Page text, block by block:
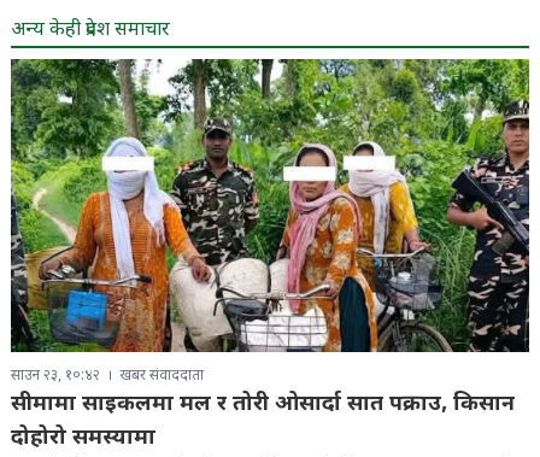
अन्य केही प्रदेश समाचार
साउन २३, १०:४२ खबर संवाददाता
सीमामा साइकलमा मल र तोरी ओसार्दा सात पक्राउ, किसान
दोहोरो समस्यामा